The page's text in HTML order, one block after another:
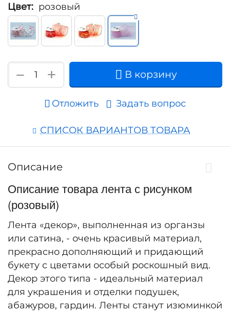
Цвет: розовый
+
− В корзину
Отложить Задать вопрос
СПИСОК ВАРИАНТОВ ТОВАРА
Описание
Описание товара лента с рисунком
(розовый)
Лента «декор», выполненная из органзы
или сатина, - очень красивый материал,
прекрасно дополняющий и придающий
букету с цветами особый роскошный вид.
Декор этого типа - идеальный материал
для украшения и отделки подушек,
абажуров, гардин. Ленты станут изюминкой